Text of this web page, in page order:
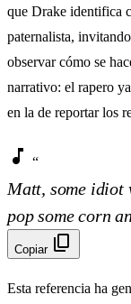
que Drake identifica
paternalista,
observar cómo se
narrativo: el rapero
en la de reportar los
music_note “
Matt, some idiot
pop some corn
Copiar content_copy
Esta referencia ha